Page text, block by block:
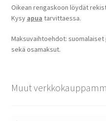
Oikean rengaskoon löydät
Kysy apua tarvittaessa.
Maksuvaihtoehdot:
sekä osamaksut.
Muut